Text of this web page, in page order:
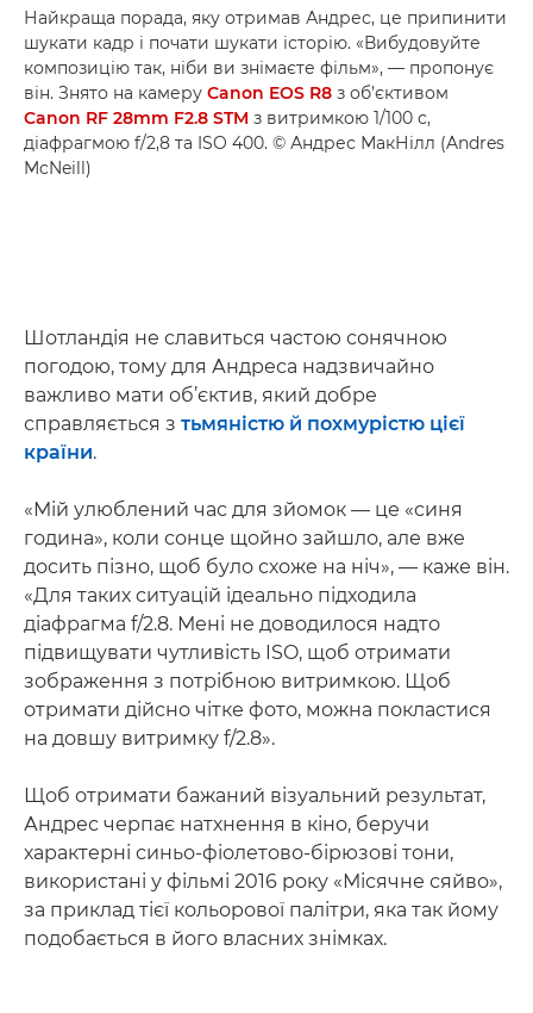
Найкраща порада, яку отримав Андрес, це припинити
шукати кадр і почати шукати історію. «Вибудовуйте
композицію так, ніби ви знімаєте фільм», — пропонує
він. Знято на камеру Canon EOS R8 з об’єктивом
Canon RF 28mm F2.8 STM з витримкою 1/100 с,
діафрагмою f/2,8 та ISO 400. © Андрес МакНілл (Andres
McNeill)
Шотландія не славиться частою сонячною
погодою, тому для Андреса надзвичайно
важливо мати об’єктив, який добре
справляється з тьмяністю й похмурістю цієї
країни.
«Мій улюблений час для зйомок — це «синя
година», коли сонце щойно зайшло, але вже
досить пізно, щоб було схоже на ніч», — каже він.
«Для таких ситуацій ідеально підходила
діафрагма f/2.8. Мені не доводилося надто
підвищувати чутливість ISO, щоб отримати
зображення з потрібною витримкою. Щоб
отримати дійсно чітке фото, можна покластися
на довшу витримку f/2.8».
Щоб отримати бажаний візуальний результат,
Андрес черпає натхнення в кіно, беручи
характерні синьо-фіолетово-бірюзові тони,
використані у фільмі 2016 року «Місячне сяйво»,
за приклад тієї кольорової палітри, яка так йому
подобається в його власних знімках.